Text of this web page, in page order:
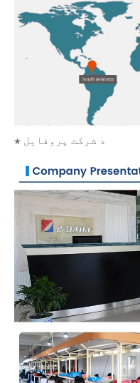
★ د شرکت پروفایل